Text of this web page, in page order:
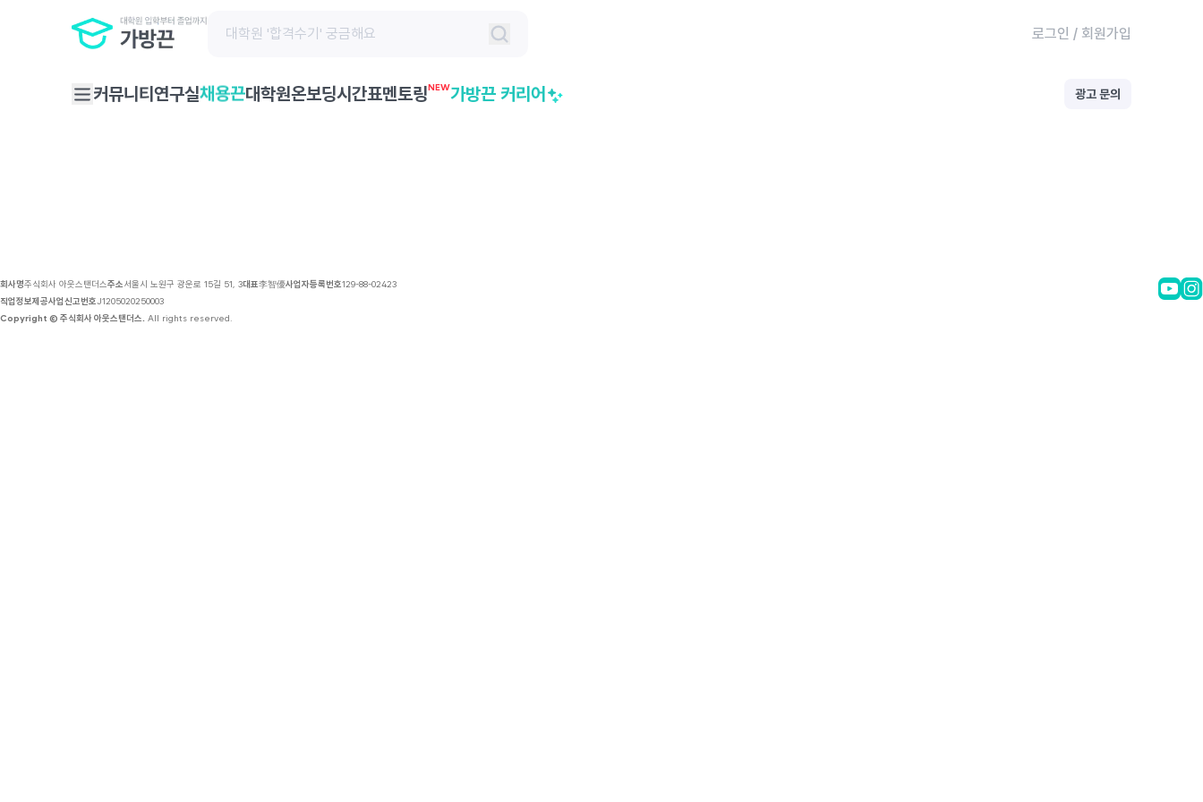
로그인 / 회원가입
커뮤니티 연구실채용끈대학원온보딩시간표멘토링NEW가방끈 커리어 광고 문의
회사명주식회사 아웃스탠더스주소서울시 노원구 광운로 15길 51, 3대표李智優사업자등록번호129-88-02423
직업정보제공사업신고번호J1205020250003
Copyright © 주식회사 아웃스탠더스. All rights reserved.